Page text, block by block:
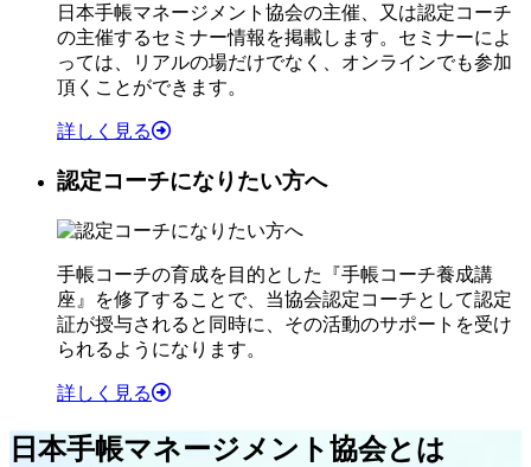
日本手帳マネージメント協会の主催、又は認定コーチ
の主催するセミナー情報を掲載します。セミナーによ
っては、リアルの場だけでなく、オンラインでも参加
頂くことができます。
詳しく見る
認定コーチになりたい方へ
手帳コーチの育成を目的とした『手帳コーチ養成講
座』を修了することで、当協会認定コーチとして認定
証が授与されると同時に、その活動のサポートを受け
られるようになります。
詳しく見る
日本手帳マネージメント協会とは